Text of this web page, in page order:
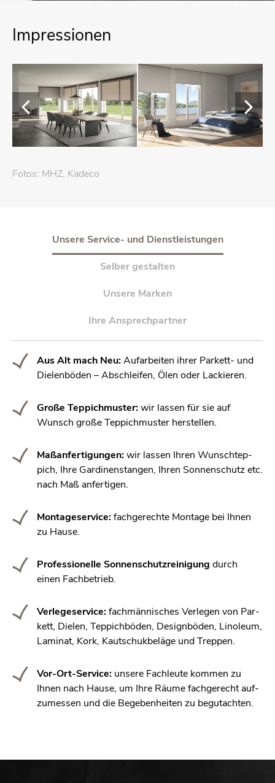
Im­pres­sio­nen
Fotos: MHZ, Ka­de­co
Un­se­re Ser­vice- und Dienst­leis­tun­gen
Sel­ber ge­stal­ten
Un­se­re Mar­ken
Ihre An­sprech­part­ner
Aus Alt mach Neu:Auf­ar­bei­ten ihrer Par­kett- und
Die­len­bö­den – Ab­schlei­fen, Ölen oder La­ckie­ren.
Große Tep­pich­mus­ter:wir las­sen für sie auf
Wunsch große Tep­pich­mus­ter her­stel­len.
Ma­ß­an­fer­ti­gun­gen:wir las­sen Ihren Wunsch­tep­
pich, Ihre Gar­di­nen­stan­gen, Ihren Son­nen­schutz etc.
nach Maß an­fer­ti­gen.
Mon­ta­ge­ser­vice:fach­ge­rech­te Mon­ta­ge bei Ihnen
zu Hause.
Pro­fes­sio­nel­le Son­nen­schutz­rei­ni­gung durch
einen Fach­be­trieb.
Ver­le­ge­ser­vice:fach­män­ni­sches Ver­le­gen von Par­
kett, Die­len, Tep­pich­bö­den, De­sign­bö­den, Lin­ole­um,
La­mi­nat, Kork, Kau­tschuk­be­lä­ge und Trep­pen.
Vor-Ort-Ser­vice: un­se­re Fach­leu­te kom­men zu
Ihnen nach Hause, um Ihre Räume fach­ge­recht auf­
zu­mes­sen und die Be­ge­ben­hei­ten zu be­gut­ach­ten.